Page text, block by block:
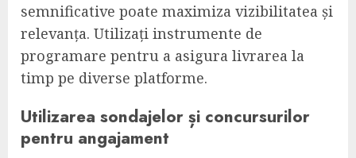
semnificative poate maximiza vizibilitatea și
relevanța. Utilizați instrumente de
programare pentru a asigura livrarea la
timp pe diverse platforme.
Utilizarea sondajelor și concursurilor
pentru angajament